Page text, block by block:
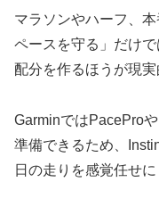
マラソンやハーフ、
ペースを守る」だけ
配分を作るほうが現実
GarminではPacePro
準備できるため、
日の走りを感覚任せ